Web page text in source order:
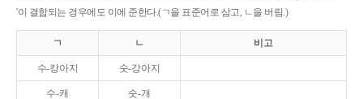
'이 결합되는 경우에도 이에 준한다.(ㄱ을 표준어로 삼고, ㄴ을 버림.)
ㄱ ㄴ 비고
수-캉아지 숫-강아지
수-캐 숫-개